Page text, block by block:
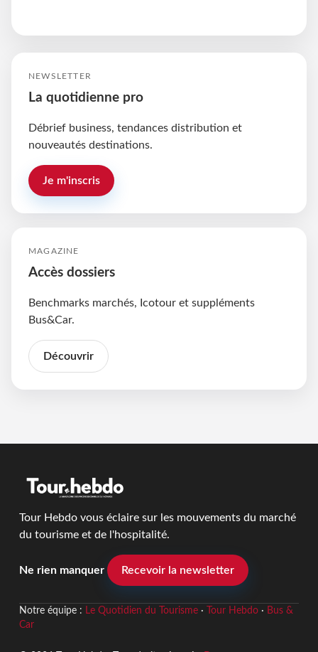
NEWSLETTER
La quotidienne pro
Débrief business, tendances distribution et
nouveautés destinations.
Je m'inscris
MAGAZINE
Accès dossiers
Benchmarks marchés, Icotour et suppléments
Bus&Car.
Découvrir
Tour Hebdo vous éclaire sur les mouvements du marché
du tourisme et de l'hospitalité.
Ne rien manquer Recevoir la newsletter
Notre équipe : Le Quotidien du Tourisme· Tour Hebdo· Bus &
Car